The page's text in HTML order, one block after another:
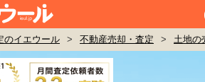
のイエウール > 不動産売却・査定 > 土地の